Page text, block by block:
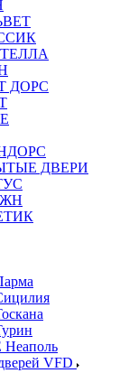
ДОРС
ДВЕРИ
VFD